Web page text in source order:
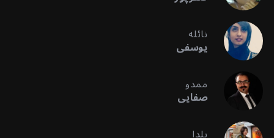
نائله
یوسفی
ممدو
صفایی